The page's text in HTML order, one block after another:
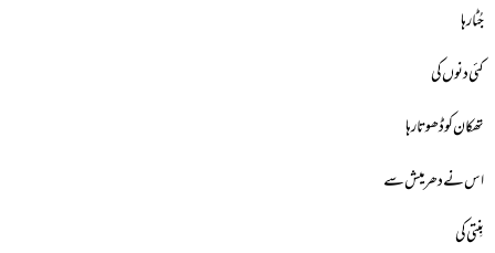
جُٹا رہا
کئی دنوں کی
تھکان کو ڈھوتا رہا
اس نے دھرمیش سے
بِنتی کی